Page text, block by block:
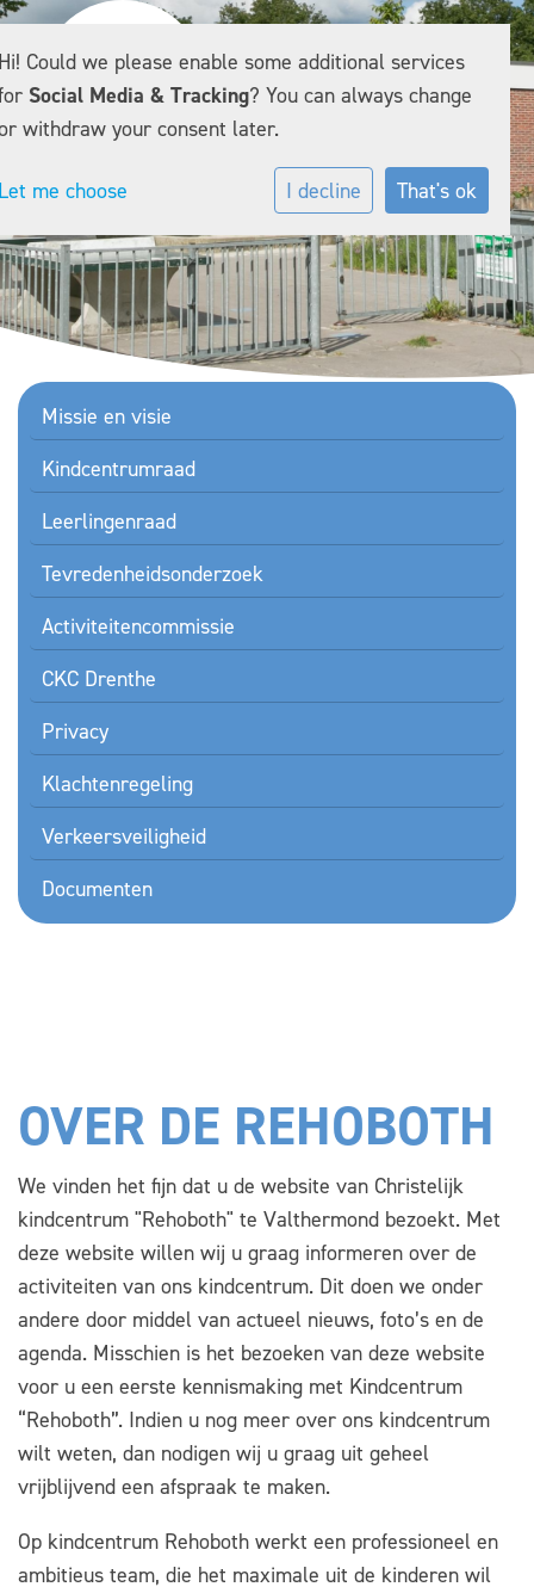
Missie en visie
Kindcentrumraad
Leerlingenraad
Tevredenheidsonderzoek
Activiteitencommissie
CKC Drenthe
Privacy
Klachtenregeling
Verkeersveiligheid
Documenten
OVER DE REHOBOTH
We vinden het fijn dat u de website van Christelijk
kindcentrum "Rehoboth" te Valthermond bezoekt. Met
deze website willen wij u graag informeren over de
activiteiten van ons kindcentrum. Dit doen we onder
andere door middel van actueel nieuws, foto’s en de
agenda. Misschien is het bezoeken van deze website
voor u een eerste kennismaking met Kindcentrum
“Rehoboth”. Indien u nog meer over ons kindcentrum
wilt weten, dan nodigen wij u graag uit geheel
vrijblijvend een afspraak te maken.
Op kindcentrum Rehoboth werkt een professioneel en
ambitieus team, die het maximale uit de kinderen wil
Could we please enable some additional services
Social Media & Tracking? You can always change
withdraw your consent later.
me choose I decline That's ok